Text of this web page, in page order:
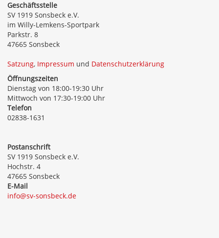
Geschäftsstelle
SV 1919 Sonsbeck e.V.
im Willy-Lemkens-Sportpark
Parkstr. 8
47665 Sonsbeck
Satzung, Impressum und Datenschutzerklärung
Öffnungszeiten
Dienstag von 18:00-19:30 Uhr
Mittwoch von 17:30-19:00 Uhr
Telefon
02838-1631
Postanschrift
SV 1919 Sonsbeck e.V.
Hochstr. 4
47665 Sonsbeck
E-Mail
info@sv-sonsbeck.de